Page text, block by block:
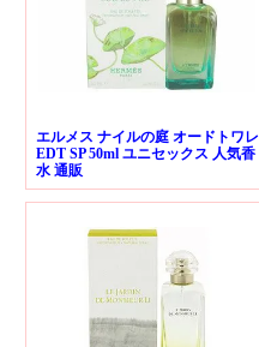
エルメス ナイルの庭 オードトワレ
EDT SP 50ml ユニセックス 人気香
水 通販